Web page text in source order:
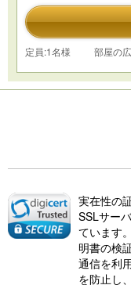
定員:1名様 部屋の
実在性の
SSLサー
ています
明書の検
通信を利
を防止し